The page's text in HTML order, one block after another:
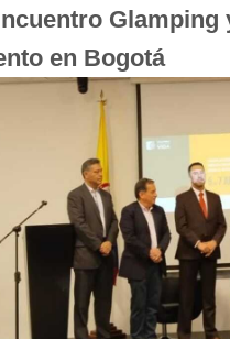
Glamping
en Bogotá